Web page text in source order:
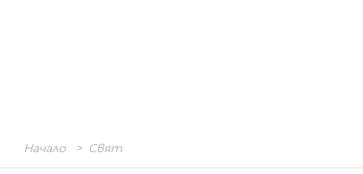
Начало > Свят